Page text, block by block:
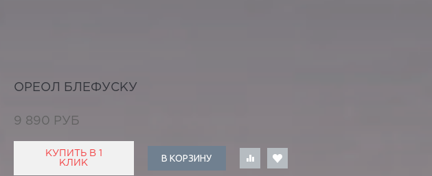
ОРЕОЛ БЛЕФУСКУ
9 890 РУБ
КУПИТЬ В 1
КЛИК
В КОРЗИНУ